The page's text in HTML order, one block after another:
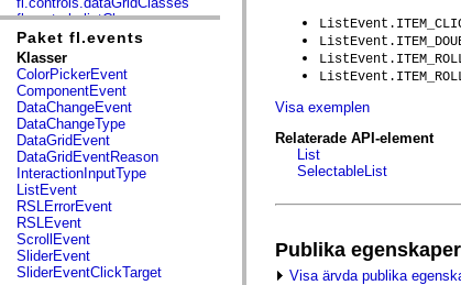
fl.controls.listClasses
fl.controls.progressBarClasses
fl.core
fl.data
fl.display
fl.events
fl.ik
fl.lang
fl.livepreview
fl.managers
fl.motion
fl.motion.easing
fl.rsl
fl.text
fl.transitions
fl.transitions.easing
Paket fl.events
Klasser
ColorPickerEvent
ComponentEvent
DataChangeEvent
DataChangeType
DataGridEvent
DataGridEventReason
InteractionInputType
ListEvent
RSLErrorEvent
RSLEvent
ScrollEvent
SliderEvent
SliderEventClickTarget
Visa exemplen
Relaterade API-element
List
SelectableList
Publika egenskaper
Visa ärvda publika